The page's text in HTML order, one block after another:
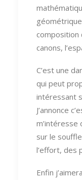
composition
canons,
C’est une
qui peut
intéressant
J’annonce
m’intéresse
sur le
l’effort, des
Enfin